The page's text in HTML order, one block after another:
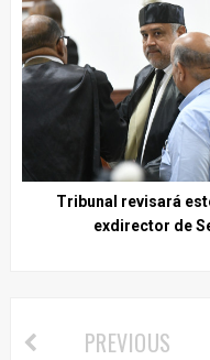
Tribunal revisará
exdirector de
PREVIOUS